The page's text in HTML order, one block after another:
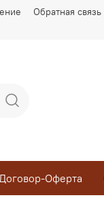
Обратная связь
Оферта